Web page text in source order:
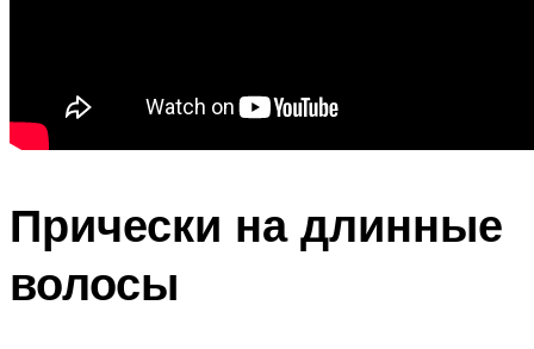
Прически на длинные
волосы